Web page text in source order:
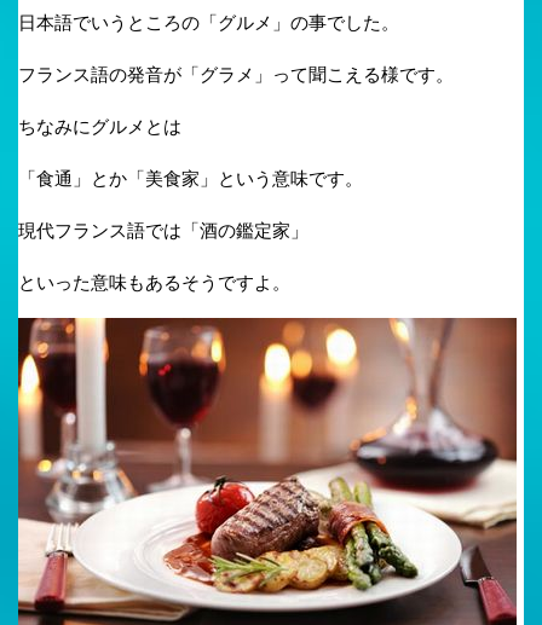
日本語でいうところの「グルメ」の事でした。
フランス語の発音が「グラメ」って聞こえる様です。
ちなみにグルメとは
「食通」とか「美食家」という意味です。
現代フランス語では「酒の鑑定家」
といった意味もあるそうですよ。